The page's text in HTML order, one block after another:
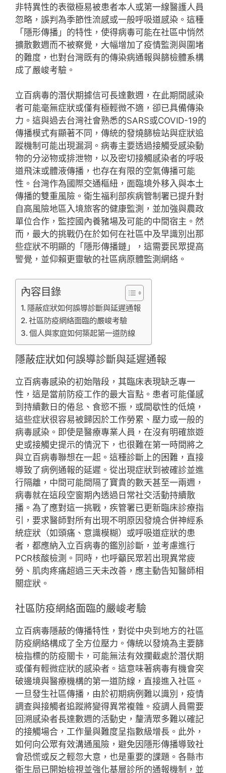
非特異性的表徵極易被患者本人或第一線醫護人員
忽略，誤判為季節性流感或一般呼吸道感染。這種
「隱形傳播」的特性，使得病毒可能在社區中悄然
擴散數週而不被察覺，大幅增加了疫情監測與圍堵
的難度，也對台灣既有的傳染病通報與篩檢體系構
成了嚴峻考驗。
立百病毒的潛伏期據信可長達數週，在此期間感染
者可能毫無症狀或僅有極輕微不適，卻已具備傳染
力。這與過去台灣社會熟悉的SARS或COVID-19的
傳播模式有顯著不同，傳統的發燒篩檢站與症狀追
蹤機制可能出現漏洞。病毒主要透過接觸受感染動
物的分泌物或排泄物，以及密切接觸感染者的呼吸
道飛沫或體液傳播，也存在有限的空氣傳播可能
性。台灣作為國際交通樞紐，面臨境外移入與本土
傳播的雙重風險。衛生福利部疾病管制署已提升對
自高風險地區入境旅客的健康監測，並加強與農政
單位合作，監控國內養豬場及可能的中間宿主。然
而，最大的挑戰仍在於如何在社區中及早識別出那
些症狀不明顯的「隱形傳播鏈」，這需要民眾提高
警覺，並仰賴更靈敏的社區病原體監測網絡。
內容目錄
隱蔽症狀如何誤導診斷與延遲通報
社區防疫網絡面臨的嚴峻考驗
個人與家庭如何築起第一道防線
隱蔽症狀如何誤導診斷與延遲通報
立百病毒感染的初始階段，其臨床表現缺乏專一
性，這是當前防疫工作的最大盲點。患者可能僅感
到持續數日的倦怠、食慾不振，或間歇性的低燒，
這些症狀很容易被歸因於工作勞累、壓力或一般的
病毒感染。即使是醫療專業人員，在沒有明確旅遊
史或接觸史提示的情況下，也很難在第一時間將之
與立百病毒聯想在一起。這種診斷上的困難，直接
導致了病例通報的延遲。從出現症狀到被確診並進
行隔離，中間可能間隔了寶貴的數天甚至一兩週，
病毒就在這段空窗期內透過日常社交活動持續散
播。為了應對這一挑戰，疾管署已更新臨床診療指
引，要求醫師對所有出現不明原因發燒合併神經系
統症狀（如頭痛、意識模糊）或呼吸道症狀的患
者，都應納入立百病毒的鑑別診斷，並考慮進行
PCR核酸檢測。同時，也呼籲民眾若出現異常疲
勞、肌肉疼痛超過三天未改善，應主動告知醫師相
關症狀。
社區防疫網絡面臨的嚴峻考驗
立百病毒隱蔽的傳播特性，對從中央到地方的社區
防疫網絡構成了全方位壓力。傳統以發燒為主要篩
檢指標的防疫關卡，可能無法有效攔截處於潛伏期
或僅有輕微症狀的感染者。這意味著病毒有機會突
破邊境與醫療機構的第一道防線，直接進入社區。
一旦發生社區傳播，由於初期病例難以識別，疫情
調查與接觸者追蹤將變得異常複雜。疫調人員需要
回溯感染者長達數週的活動史，釐清眾多難以確記
的接觸場合，工作量與難度呈指數級增長。此外，
如何向公眾有效溝通風險，避免因隱形傳播導致社
會恐慌或反之輕忽大意，也是重要的課題。各縣市
衛生局已開始檢視並強化基層診所的通報機制，並